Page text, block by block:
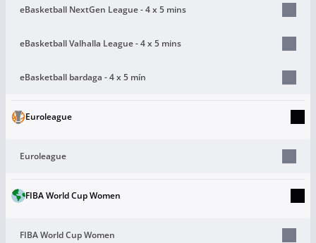
eBasketball NextGen League - 4 x 5 mins
eBasketball Valhalla League - 4 x 5 mins
eBasketball bardaga - 4 x 5 mín
Euroleague
Euroleague
FIBA World Cup Women
FIBA World Cup Women